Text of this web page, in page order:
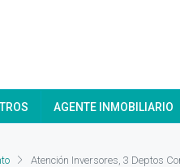
AGENTE INMOBILIARIO
Atención Inversores, 3 Deptos